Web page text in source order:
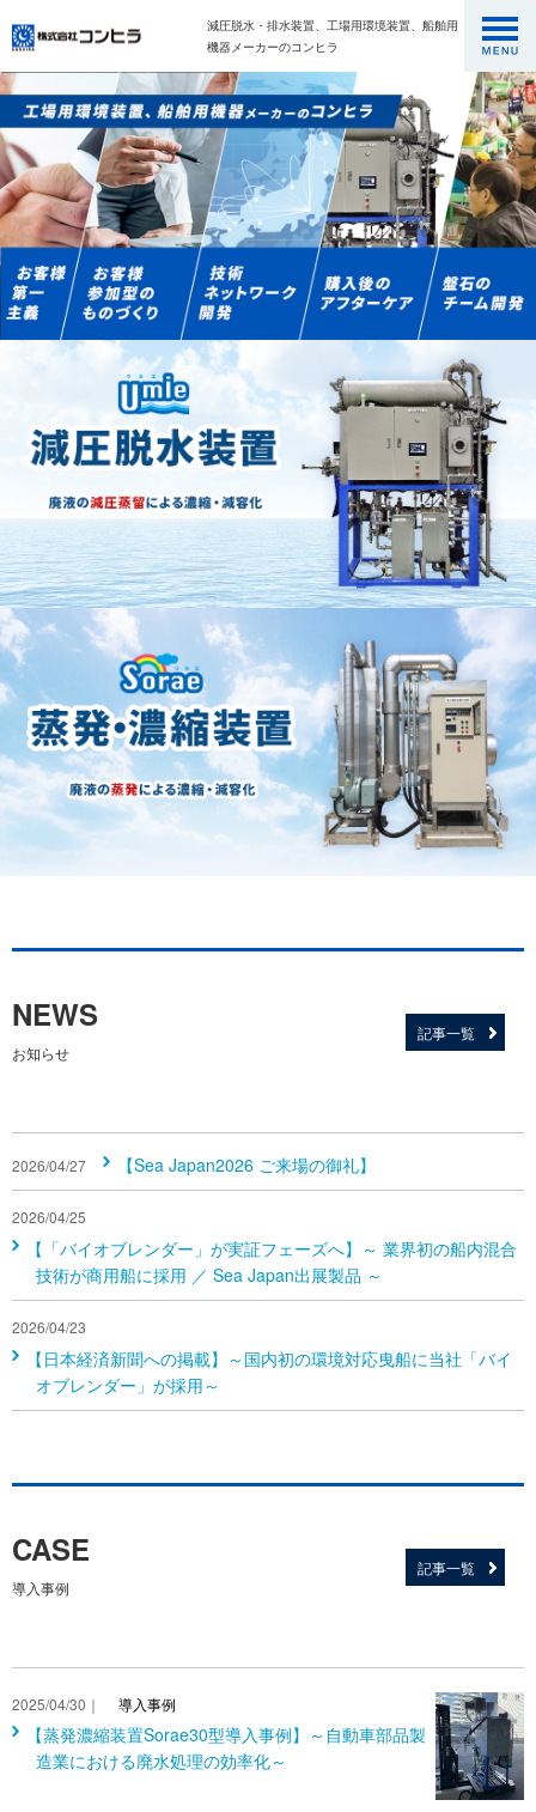
減圧脱水・排水装置、工場用環境装置、船舶用
機器メーカーのコンヒラ
NEWS
お知らせ
記事一覧
2026/04/27 【Sea Japan2026 ご来場の御礼】
2026/04/25
【「バイオブレンダー」が実証フェーズへ】～ 業界初の船内混合
技術が商用船に採用 ／ Sea Japan出展製品 ～
2026/04/23
【日本経済新聞への掲載】～国内初の環境対応曳船に当社「バイ
オブレンダー」が採用～
CASE
導入事例
記事一覧
2025/04/30｜ 導入事例
【蒸発濃縮装置Sorae30型導入事例】～自動車部品製
造業における廃水処理の効率化～